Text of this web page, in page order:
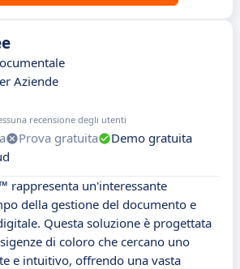
Aziende
recensione degli utenti
Prova gratuita
Demo gratuita
rappresenta un'interessante
della gestione del documento e
Questa soluzione è progettata
di coloro che cercano uno
e intuitivo, offrendo una vasta